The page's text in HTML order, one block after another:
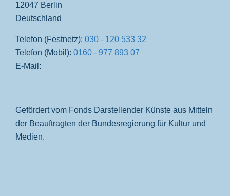
12047 Berlin
Deutschland
Telefon (Festnetz): 030 - 120 533 32
Telefon (Mobil): 0160 - 977 893 07
E-Mail:
Gefördert vom Fonds Darstellender Künste aus Mitteln
der Beauftragten der Bundesregierung für Kultur und
Medien.